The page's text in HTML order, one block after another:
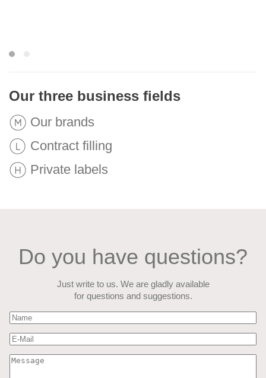
Our three business fields
Our brands
Contract filling
Private labels
Do you have questions?
Just write to us. We are gladly available
for questions and suggestions.